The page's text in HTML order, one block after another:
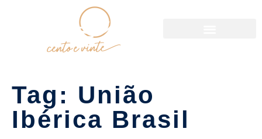
Tag: União
Ibérica Brasil